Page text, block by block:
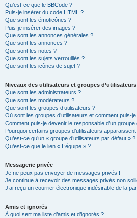
Qu’est-ce que le BBCode ?
Puis-je insérer du code HTML ?
Que sont les émoticônes ?
Puis-je insérer des images ?
Que sont les annonces générales ?
Que sont les annonces ?
Que sont les notes ?
Que sont les sujets verrouillés ?
Que sont les icônes de sujet ?
Niveaux des utilisateurs et groupes d’utilisateurs
Que sont les administrateurs ?
Que sont les modérateurs ?
Que sont les groupes d’utilisateurs ?
Où sont les groupes d’utilisateurs et comment puis-
Comment puis-je devenir le responsable d’un groupe
Pourquoi certains groupes d’utilisateurs
Qu’est-ce qu’un « groupe d’utilisateurs par défaut » ?
Qu’est-ce que le lien « L’équipe » ?
Messagerie privée
Je ne peux pas envoyer de messages privés !
Je continue à recevoir des messages privés non
J’ai reçu un courrier électronique indésirable de la
Amis et ignorés
À quoi sert ma liste d’amis et d’ignorés ?